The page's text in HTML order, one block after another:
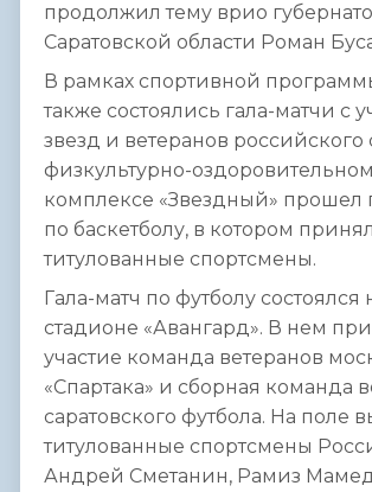
продолжил тему врио
Саратовской области Роман
В рамках спортивной
также состоялись гала-матчи с
звезд и ветеранов российского
физкультурно-оздоровительном
комплексе «Звездный» прошел
по баскетболу, в котором
титулованные спортсмены.
Гала-матч по футболу состоялся
стадионе «Авангард». В нем
участие команда ветеранов
«Спартака» и сборная команда
саратовского футбола. На поле
титулованные спортсмены
Андрей Сметанин, Рамиз